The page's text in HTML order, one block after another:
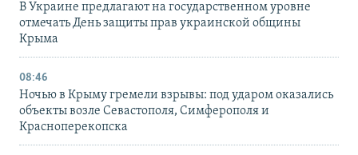
В Украине предлагают на государственном уровне
отмечать День защиты прав украинской общины
Крыма
08:46
Ночью в Крыму гремели взрывы: под ударом оказались
объекты возле Севастополя, Симферополя и
Красноперекопска